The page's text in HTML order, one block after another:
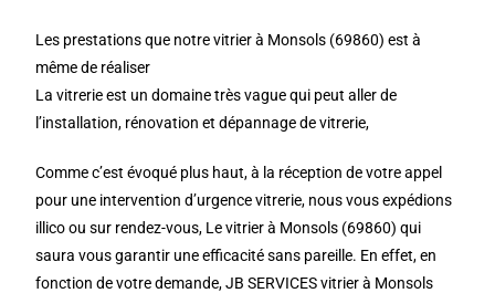
Les prestations que notre vitrier à Monsols (69860) est à
même de réaliser
La vitrerie est un domaine très vague qui peut aller de
l’installation, rénovation et dépannage de vitrerie,
Comme c’est évoqué plus haut, à la réception de votre appel
pour une intervention d’urgence vitrerie, nous vous expédions
illico ou sur rendez-vous, Le vitrier à Monsols (69860) qui
saura vous garantir une efficacité sans pareille. En effet, en
fonction de votre demande, JB SERVICES vitrier à Monsols